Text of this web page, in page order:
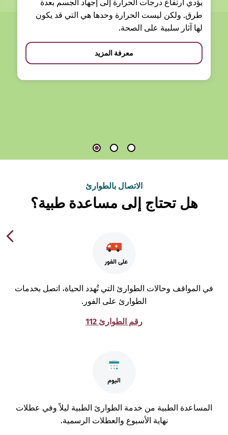
يؤدي ارتفاع درجات الحرارة إلى إجهاد الجسم بعدة
طرق. ولكن ليست الحرارة وحدها هي التي قد يكون
لها آثار سلبية على الصحة.
معرفة المزيد
الاتصال بالطوارئ
هل تحتاج إلى مساعدة طبية؟
المواقف وحالات الطوارئ التي تُهدد الحياة، اتصل بخدمات
الطوارئ على الفور.
رقم الطوارئ 112
الطبية من خدمة الطوارئ الطبية ليلاً وفي عطلات
نهاية الأسبوع والعطلات الرسمية.